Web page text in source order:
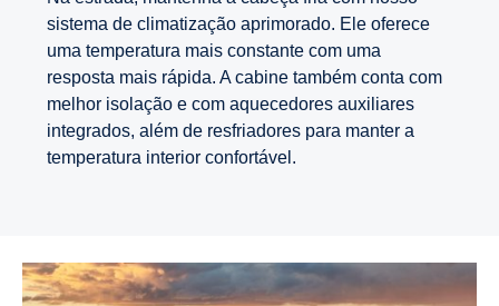
sistema de climatização aprimorado. Ele oferece
uma temperatura mais constante com uma
resposta mais rápida. A cabine também conta com
melhor isolação e com aquecedores auxiliares
integrados, além de resfriadores para manter a
temperatura interior confortável.